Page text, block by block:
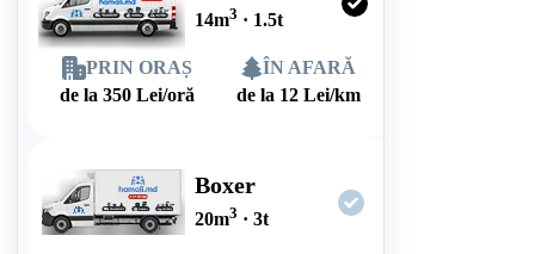
14m3 · 1.5t
PRIN ORAȘ
de la 350 Lei/oră
ÎN AFARĂ
de la 12 Lei/km
Boxer
20m3 · 3t